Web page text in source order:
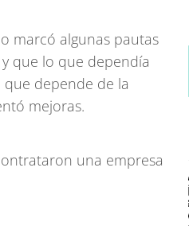
marcó algunas pautas
que lo que dependía
depende de la
mejoras.
una empresa